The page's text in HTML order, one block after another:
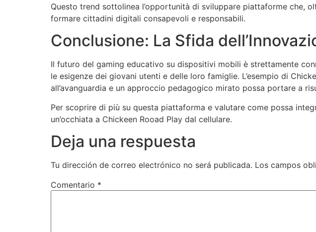
Questo trend sottolinea l’opportunità di sviluppare piattaforme che,
formare cittadini digitali consapevoli e responsabili.
Conclusione: La Sfida
Il futuro del gaming educativo su dispositivi mobili è strettamente
le esigenze dei giovani utenti e delle loro famiglie. L’esempio di
all’avanguardia e un approccio pedagogico mirato possa portare a
Per scoprire di più su questa piattaforma e valutare come possa
un’occhiata a Chickeen Rooad Play dal cellulare.
Deja una respuesta
Tu dirección de correo electrónico no será publicada. Los campos
Comentario *